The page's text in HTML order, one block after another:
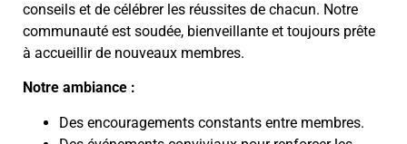
conseils et de célébrer les réussites de chacun. Notre
communauté est soudée, bienveillante et toujours prête
à accueillir de nouveaux membres.
Notre ambiance :
Des encouragements constants entre membres.